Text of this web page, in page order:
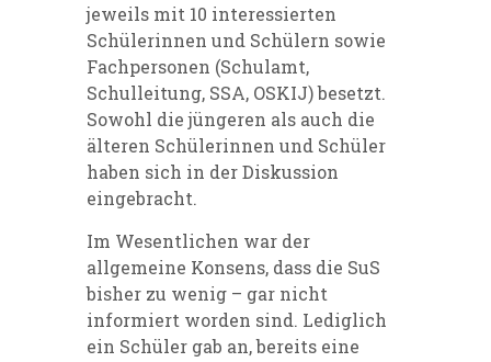
jeweils mit 10 interessierten
Schülerinnen und Schülern sowie
Fachpersonen (Schulamt,
Schulleitung, SSA, OSKIJ) besetzt.
Sowohl die jüngeren als auch die
älteren Schülerinnen und Schüler
haben sich in der Diskussion
eingebracht.
Im Wesentlichen war der
allgemeine Konsens, dass die SuS
bisher zu wenig – gar nicht
informiert worden sind. Lediglich
ein Schüler gab an, bereits eine